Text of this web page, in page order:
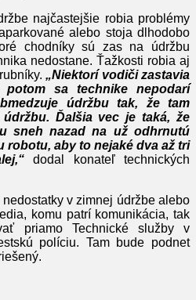
najčastejšie robia problémy
alebo stoja dlhodobo
chodníky sú zas na údržbu
nedostane. Ťažkosti robia aj
„Niektorí vodiči zastavia
sa technike nepodarí
údržbu tak, že tam
Ďalšia vec je taká, že
sneh nazad na už odhrnutú
robotu, aby to nejaké dva až tri
dodal konateľ technických
v zimnej údržbe alebo
komu patrí komunikácia, tak
priamo Technické služby v
políciu. Tam bude podnet